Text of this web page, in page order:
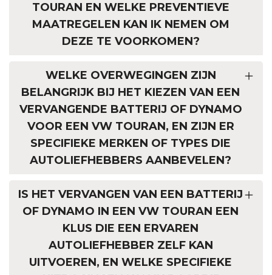
TOURAN EN WELKE PREVENTIEVE
MAATREGELEN KAN IK NEMEN OM
DEZE TE VOORKOMEN?
WELKE OVERWEGINGEN ZIJN
BELANGRIJK BIJ HET KIEZEN VAN EEN
VERVANGENDE BATTERIJ OF DYNAMO
VOOR EEN VW TOURAN, EN ZIJN ER
SPECIFIEKE MERKEN OF TYPES DIE
AUTOLIEFHEBBERS AANBEVELEN?
IS HET VERVANGEN VAN EEN BATTERIJ
OF DYNAMO IN EEN VW TOURAN EEN
KLUS DIE EEN ERVAREN
AUTOLIEFHEBBER ZELF KAN
UITVOEREN, EN WELKE SPECIFIEKE